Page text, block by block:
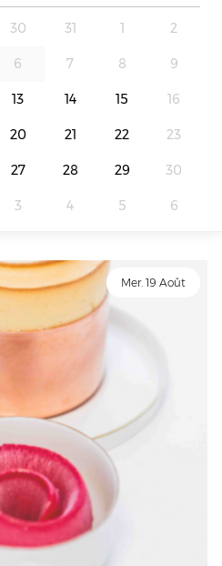
30 31 1 2
6 7 8 9
13 14 15 16
20 21 22 23
27 28 29 30
3 4 5 6
Mer. 19 Août